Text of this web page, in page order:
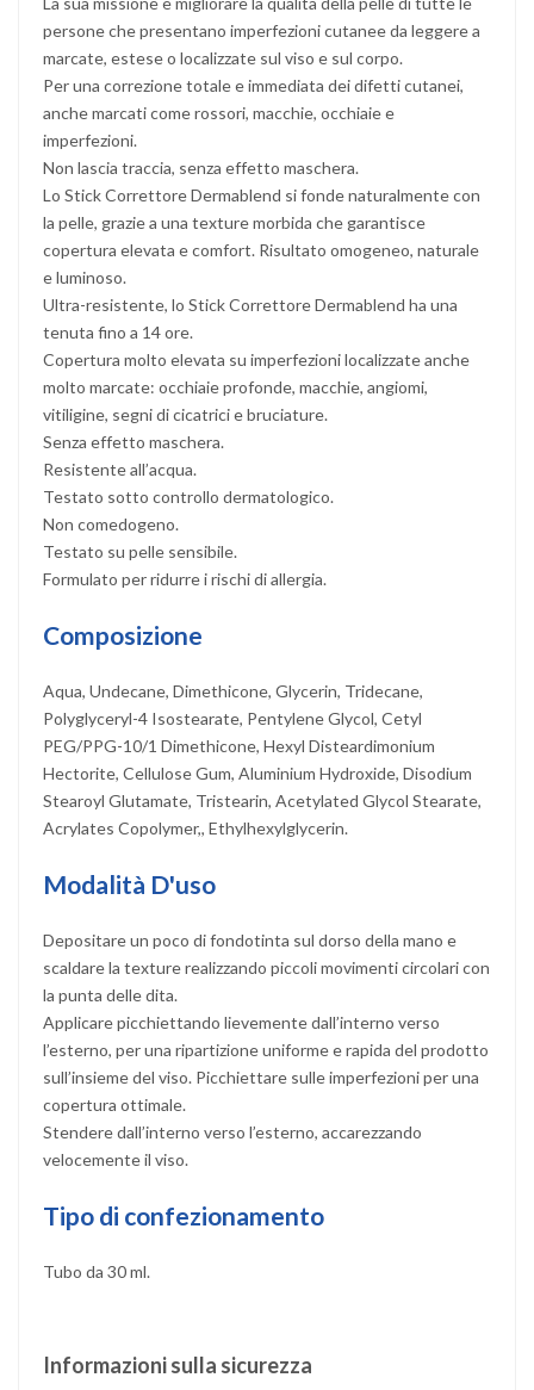
persone che presentano imperfezioni cutanee da leggere a
marcate, estese o localizzate sul viso e sul corpo.
Per una correzione totale e immediata dei difetti cutanei,
anche marcati come rossori, macchie, occhiaie e
imperfezioni.
Non lascia traccia, senza effetto maschera.
Lo Stick Correttore Dermablend si fonde naturalmente con
la pelle, grazie a una texture morbida che garantisce
copertura elevata e comfort. Risultato omogeneo, naturale
e luminoso.
Ultra-resistente, lo Stick Correttore Dermablend ha una
tenuta fino a 14 ore.
Copertura molto elevata su imperfezioni localizzate anche
molto marcate: occhiaie profonde, macchie, angiomi,
vitiligine, segni di cicatrici e bruciature.
Senza effetto maschera.
Resistente all’acqua.
Testato sotto controllo dermatologico.
Non comedogeno.
Testato su pelle sensibile.
Formulato per ridurre i rischi di allergia.
Composizione
Aqua, Undecane, Dimethicone, Glycerin, Tridecane,
Polyglyceryl-4 Isostearate, Pentylene Glycol, Cetyl
PEG/PPG-10/1 Dimethicone, Hexyl Disteardimonium
Hectorite, Cellulose Gum, Aluminium Hydroxide, Disodium
Stearoyl Glutamate, Tristearin, Acetylated Glycol Stearate,
Acrylates Copolymer,, Ethylhexylglycerin.
Modalità D'uso
Depositare un poco di fondotinta sul dorso della mano e
scaldare la texture realizzando piccoli movimenti circolari con
la punta delle dita.
Applicare picchiettando lievemente dall’interno verso
l’esterno, per una ripartizione uniforme e rapida del prodotto
sull’insieme del viso. Picchiettare sulle imperfezioni per una
copertura ottimale.
Stendere dall’interno verso l’esterno, accarezzando
velocemente il viso.
Tipo di confezionamento
Tubo da 30 ml.
Informazioni sulla sicurezza